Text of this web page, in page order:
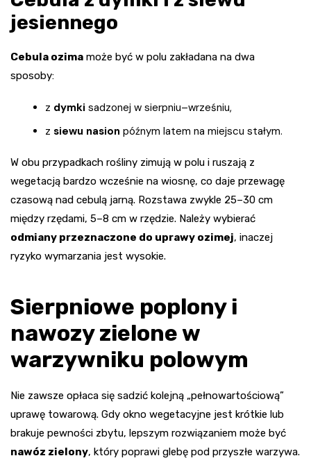
jesiennego
Cebula ozima może być w polu zakładana na dwa
sposoby:
z dymki sadzonej w sierpniu–wrześniu,
z siewu nasion późnym latem na miejscu stałym.
W obu przypadkach rośliny zimują w polu i ruszają z
wegetacją bardzo wcześnie na wiosnę, co daje przewagę
czasową nad cebulą jarną. Rozstawa zwykle 25–30 cm
między rzędami, 5–8 cm w rzędzie. Należy wybierać
odmiany przeznaczone do uprawy ozimej, inaczej
ryzyko wymarzania jest wysokie.
Sierpniowe poplony i
nawozy zielone w
warzywniku polowym
Nie zawsze opłaca się sadzić kolejną „pełnowartościową”
uprawę towarową. Gdy okno wegetacyjne jest krótkie lub
brakuje pewności zbytu, lepszym rozwiązaniem może być
nawóz zielony, który poprawi glebę pod przyszłe warzywa.